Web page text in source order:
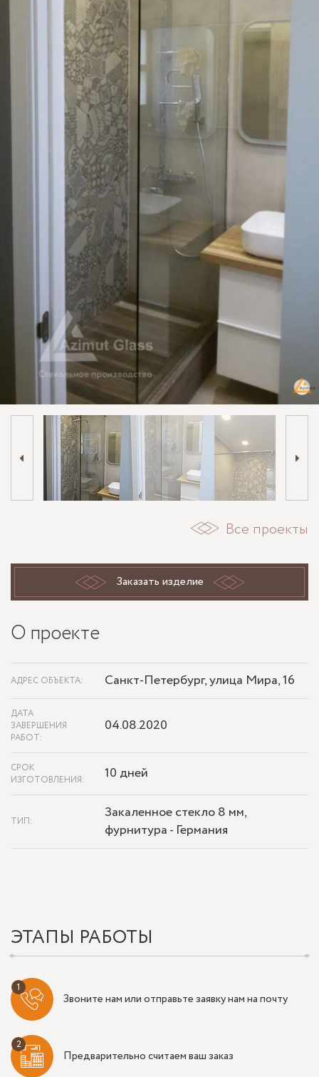
Все проекты
Заказать изделие
О проекте
АДРЕС ОБЪЕКТА: Санкт-Петербург, улица Мира, 16
ДАТА
ЗАВЕРШЕНИЯ
РАБОТ:
04.08.2020
СРОК
ИЗГОТОВЛЕНИЯ:
10 дней
ТИП:
Закаленное стекло 8 мм,
фурнитура - Германия
ЭТАПЫ РАБОТЫ
Звоните нам или отправьте заявку нам на почту
Предварительно считаем ваш заказ